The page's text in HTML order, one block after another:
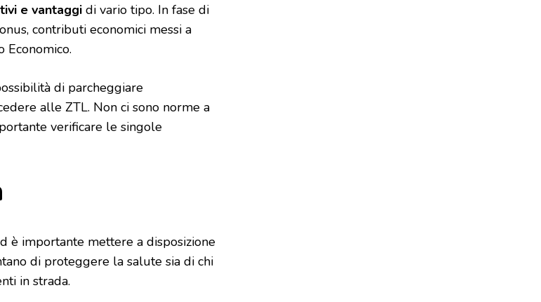
e vantaggi di vario tipo. In fase di
contributi economici messi a
di parcheggiare
alle ZTL. Non ci sono norme a
verificare le singole
è importante mettere a disposizione
di proteggere la salute sia di chi
in strada.